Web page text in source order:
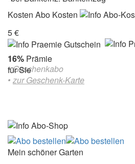
Kosten Abo Kosten
5 €
16% Prämie
für Sie
• Geschenkabo
• zur Geschenk-Karte
Mein schöner Garten